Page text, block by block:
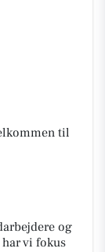
til
og
vi fokus